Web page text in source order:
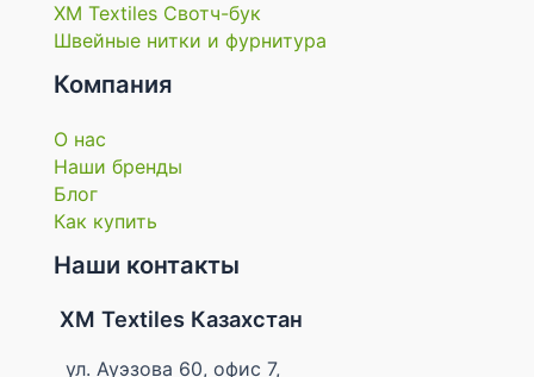
XM Textiles Свотч-бук
Швейные нитки и фурнитура
Компания
О нас
Наши бренды
Блог
Как купить
Наши контакты
XM Textiles Казахстан
ул. Ауэзова 60, офис 7,